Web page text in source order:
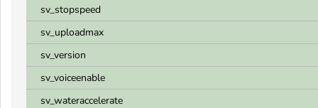
sv_stopspeed
sv_uploadmax
sv_version
sv_voiceenable
sv_wateraccelerate